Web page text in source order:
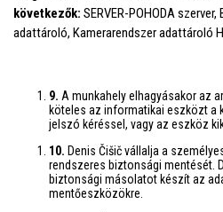
következők: SERVER-POHODA
adattároló, Kamerarendszer adattároló
9. A munkahely elhagyásakor az
köteles az informatikai eszközt a
jelszó kéréssel, vagy az eszköz
10. Denis Čišič vállalja a
rendszeres biztonsági mentését.
biztonsági másolatot készít az
mentőeszközökre.